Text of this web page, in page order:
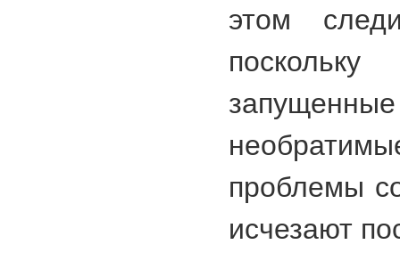
этом
проблемы
исчезают